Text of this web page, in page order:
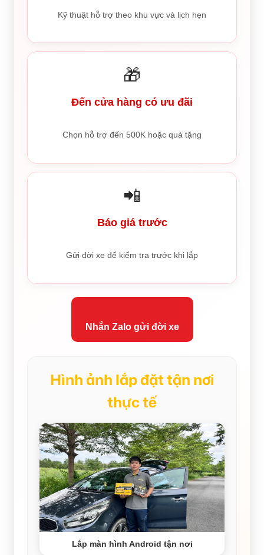
Kỹ thuật hỗ trợ theo khu vực và lịch hẹn
🎁
Đến cửa hàng có ưu đãi
Chọn hỗ trợ đến 500K hoặc quà tặng
📲
Báo giá trước
Gửi đời xe để kiểm tra trước khi lắp
Nhắn Zalo gửi đời xe
Hình ảnh lắp đặt tận nơi
thực tế
Lắp màn hình Android tận nơi